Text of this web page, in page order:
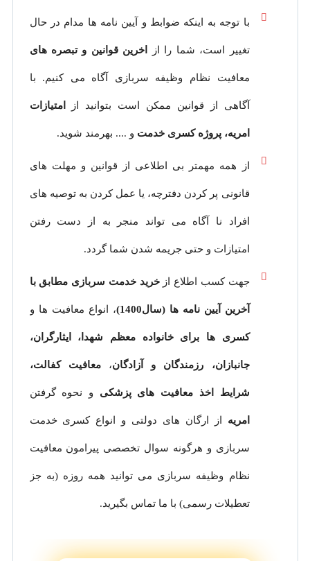
با توجه به اینکه ضوابط و آیین نامه ها مدام در حال
تغییر است، شما را از اخرین قوانین و تبصره های
معافیت نظام وظیفه سربازی آگاه می کنیم. با
آگاهی از قوانین ممکن است بتوانید از امتیازات
امریه، پروژه کسری خدمت و .... بهرمند شوید.
از همه مهمتر بی اطلاعی از قوانین و مهلت های
قانونی پر کردن دفترچه، یا عمل کردن به توصیه های
افراد نا آگاه می تواند منجر به از دست رفتن
امتیازات و حتی جریمه شدن شما گردد.
جهت کسب اطلاع از خرید خدمت سربازی مطابق با
آخرین آیین نامه ها (سال1400) ، انواع معافیت ها و
کسری ها برای خانواده معظم شهدا، ایثارگران،
جانبازان، رزمندگان و آزادگان،معافیت کفالت،
شرایط اخذ معافیت های پزشکی و نحوه گرفتن
امریه از ارگان های دولتی و انواع کسری خدمت
سربازی و هرگونه سوال تخصصی پیرامون معافیت
نظام وظیفه سربازی می توانید همه روزه (به جز
تعطیلات رسمی) با ما تماس بگیرید.